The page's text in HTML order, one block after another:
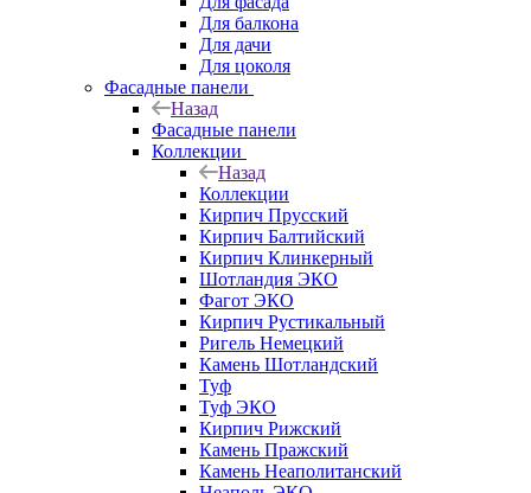
Для балкона
Для дачи
Для цоколя
Фасадные панели
Назад
Фасадные панели
Коллекции
Назад
Коллекции
Кирпич Прусский
Кирпич Балтийский
Кирпич Клинкерный
Шотландия ЭКО
Фагот ЭКО
Кирпич Рустикальный
Ригель Немецкий
Камень Шотландский
Туф
Туф ЭКО
Кирпич Рижский
Камень Пражский
Камень Неаполитанский